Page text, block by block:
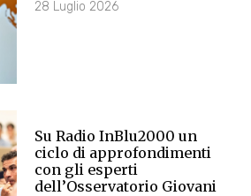
28 Luglio 2026
Su Radio InBlu2000 un
ciclo di approfondimenti
con gli esperti
dell’Osservatorio Giovani